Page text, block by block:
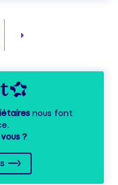
nous font
?